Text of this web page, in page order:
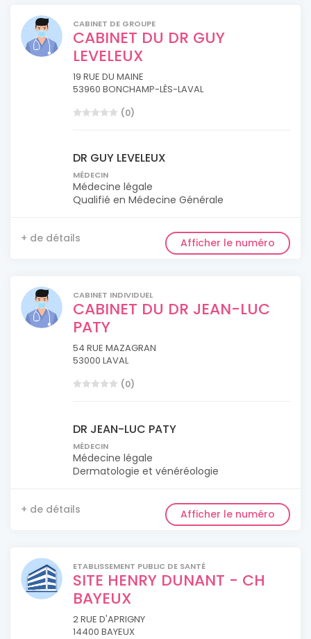
CABINET DE GROUPE
CABINET DU DR GUY
LEVELEUX
19 RUE DU MAINE
53960 BONCHAMP-LÈS-LAVAL
(0)
DR GUY LEVELEUX
MÉDECIN
Médecine légale
Qualifié en Médecine Générale
+ de détails Afficher le numéro
CABINET INDIVIDUEL
CABINET DU DR JEAN-LUC
PATY
54 RUE MAZAGRAN
53000 LAVAL
(0)
DR JEAN-LUC PATY
MÉDECIN
Médecine légale
Dermatologie et vénéréologie
+ de détails Afficher le numéro
ETABLISSEMENT PUBLIC DE SANTÉ
SITE HENRY DUNANT - CH
BAYEUX
2 RUE D'APRIGNY
14400 BAYEUX